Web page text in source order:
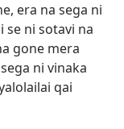
era na sega ni
se ni sotavi na
gone mera
ni vinaka
qai